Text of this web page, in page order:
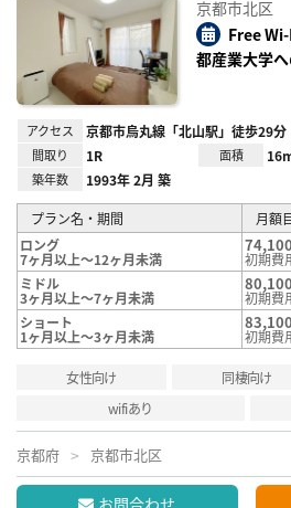
京都市北区
Free
都産業大学
アクセス 京都市烏丸線「北山駅」徒歩29分
間取り 1R 面積
築年数 1993年 2月 築
プラン名・期間
月額
ロング
7ヶ月以上～12ヶ月未満
74,100
初期費
ミドル
3ヶ月以上～7ヶ月未満
80,100
初期費
ショート
1ヶ月以上～3ヶ月未満
83,100
初期費
女性向け 同棲向け
wifiあり
京都府 京都市北区